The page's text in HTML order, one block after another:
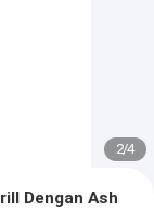
2/4
Dengan Ash